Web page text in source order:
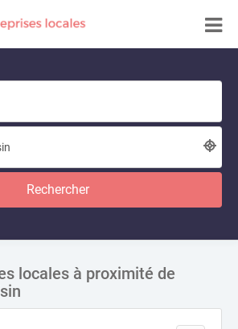
Rechercher
locales à proximité de